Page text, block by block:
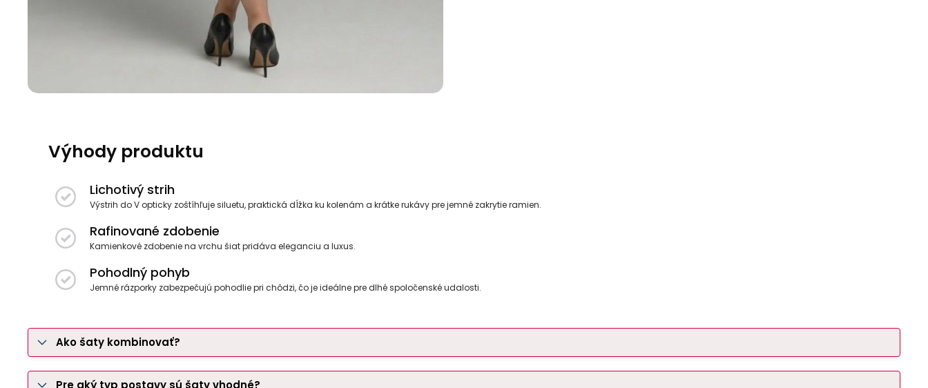
Výhody produktu
Lichotivý strih
Výstrih do V opticky zoštíhľuje siluetu, praktická dĺžka ku kolenám a krátke rukávy pre jemné zakrytie ramien.
Rafinované zdobenie
Kamienkové zdobenie na vrchu šiat pridáva eleganciu a luxus.
Pohodlný pohyb
Jemné rázporky zabezpečujú pohodlie pri chôdzi, čo je ideálne pre dlhé spoločenské udalosti.
Ako šaty kombinovať?
Pre aký typ postavy sú šaty vhodné?